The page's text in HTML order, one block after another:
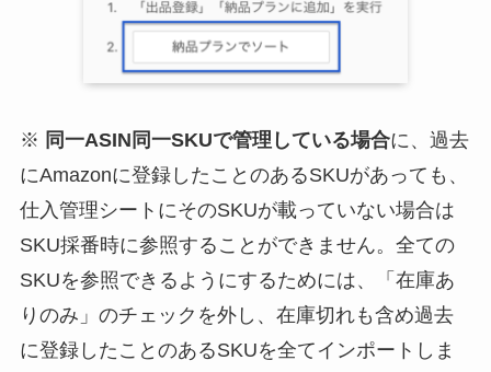
※ 同一ASIN同一SKUで管理している場合に、過去
にAmazonに登録したことのあるSKUがあっても、
仕入管理シートにそのSKUが載っていない場合は
SKU採番時に参照することができません。全ての
SKUを参照できるようにするためには、「在庫あ
りのみ」のチェックを外し、在庫切れも含め過去
に登録したことのあるSKUを全てインポートしま